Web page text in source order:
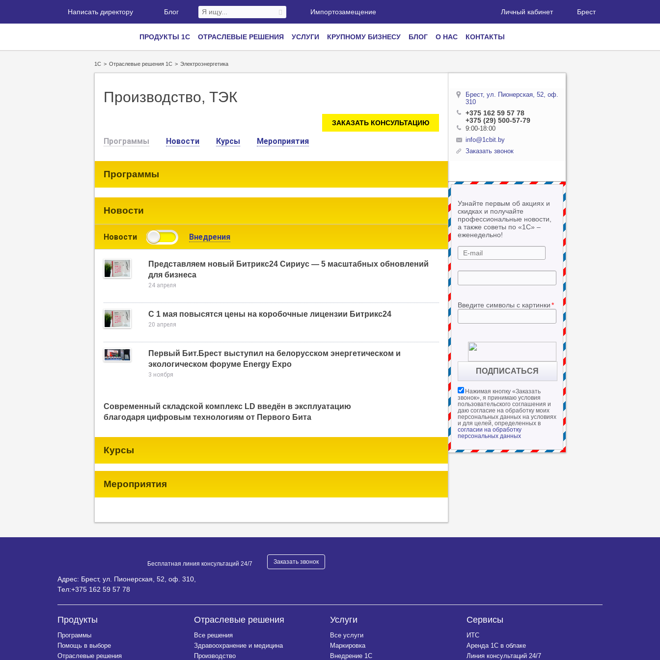
Написать директору Блог Импортозамещение Личный кабинет Брест
ПРОДУКТЫ 1С ОТРАСЛЕВЫЕ РЕШЕНИЯ УСЛУГИ КРУПНОМУ БИЗНЕСУ БЛОГ О НАС КОНТАКТЫ
1С > Отраслевые решения 1С > Электроэнергетика
Производство, ТЭК
ЗАКАЗАТЬ КОНСУЛЬТАЦИЮ
Программы Новости Курсы Мероприятия
Программы
Новости
Новости Внедрения
Представляем новый Битрикс24 Сириус — 5 масштабных обновлений
для бизнеса
24 апреля
С 1 мая повысятся цены на коробочные лицензии Битрикс24
20 апреля
Первый Бит.Брест выступил на белорусском энергетическом и
экологическом форуме Energy Expo
3 ноября
Современный складской комплекс LD введён в эксплуатацию
благодаря цифровым технологиям от Первого Бита
Курсы
Мероприятия
Брест, ул. Пионерская, 52, оф.
310
+375 162 59 57 78
+375 (29) 500-57-79
9:00-18:00
info@1cbit.by
Заказать звонок
Узнайте первым об акциях и
скидках и получайте
профессиональные новости,
а также советы по «1С» –
еженедельно!
Введите символы с картинки*
Нажимая кнопку «Заказать
звонок», я принимаю условия
пользовательского соглашения и
даю согласие на обработку моих
персональных данных на условиях
и для целей, определенных в
согласии на обработку
персональных данных
Бесплатная линия консультаций 24/7 Заказать звонок
Адрес: Брест, ул. Пионерская, 52, оф. 310,
Тел:+375 162 59 57 78
Продукты
Программы
Помощь в выборе
Отраслевые решения
Отраслевые решения
Все решения
Здравоохранение и медицина
Производство
Услуги
Все услуги
Маркировка
Внедрение 1С
Сервисы
ИТС
Аренда 1С в облаке
Линия консультаций 24/7